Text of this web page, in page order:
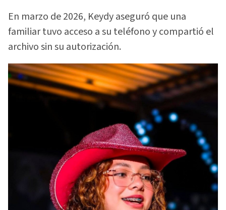
En marzo de 2026, Keydy aseguró que una
familiar tuvo acceso a su teléfono y compartió el
archivo sin su autorización.